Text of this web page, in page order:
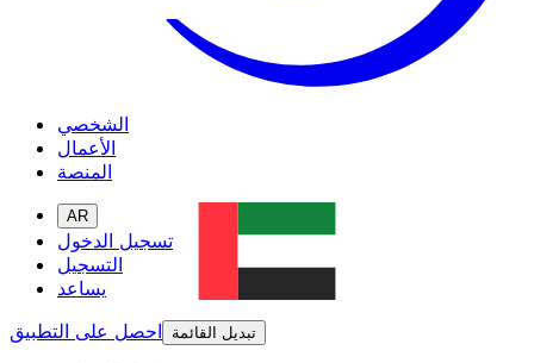
الشخصي
الأعمال
المنصة
AR
تسجيل الدخول
التسجيل
يساعد
احصل على التطبيق
تبديل القائمة